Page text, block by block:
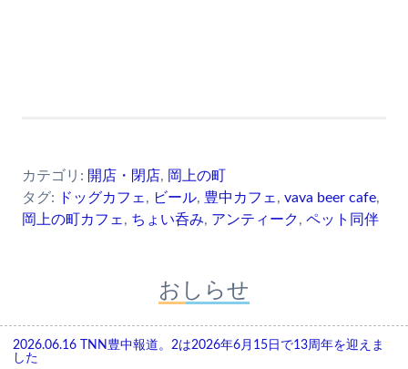
カテゴリ: 開店・閉店, 岡上の町
タグ:
ドッグカフェ, ビール, 豊中カフェ, vava beer cafe,
岡上の町カフェ, ちょい呑み, アンティーク, ペット同伴
おしらせ
2026.06.16
TNN豊中報道。2は2026年6月15日で13周年を迎えま
した